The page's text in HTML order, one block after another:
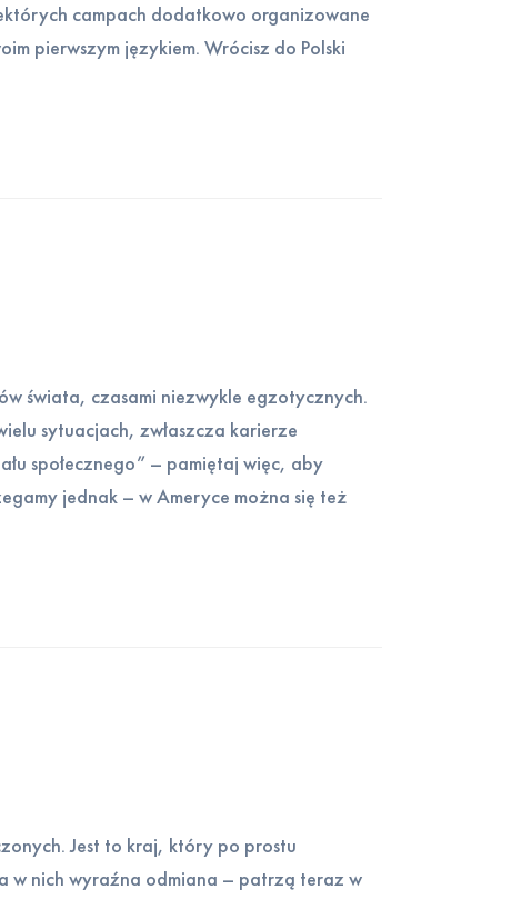
campach dodatkowo organizowane
pierwszym językiem. Wrócisz do Polski
świata, czasami niezwykle egzotycznych.
sytuacjach, zwłaszcza karierze
społecznego” – pamiętaj więc, aby
jednak – w Ameryce można się też
Jest to kraj, który po prostu
w nich wyraźna odmiana – patrzą teraz w